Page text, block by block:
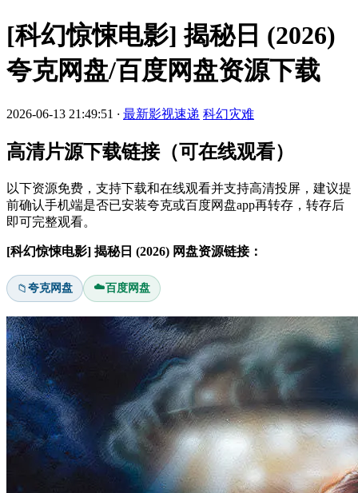
[科幻惊悚电影] 揭秘日 (2026)
夸克网盘/百度网盘资源下载
2026-06-13 21:49:51 · 最新影视速递 科幻灾难
高清片源下载链接（可在线观看）
以下资源免费，支持下载和在线观看并支持高清投屏，建议提
前确认手机端是否已安装夸克或百度网盘app再转存，转存后
即可完整观看。
[科幻惊悚电影] 揭秘日 (2026) 网盘资源链接：
📁夸克网盘 ☁️百度网盘